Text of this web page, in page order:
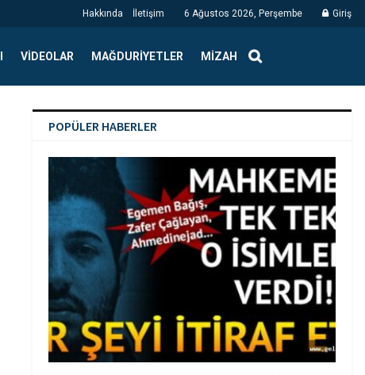
Hakkında İletişim 6 Ağustos 2026, Perşembe Giriş
VIDEOLAR MAĞDURIYETLER MIZAH
POPÜLER HABERLER